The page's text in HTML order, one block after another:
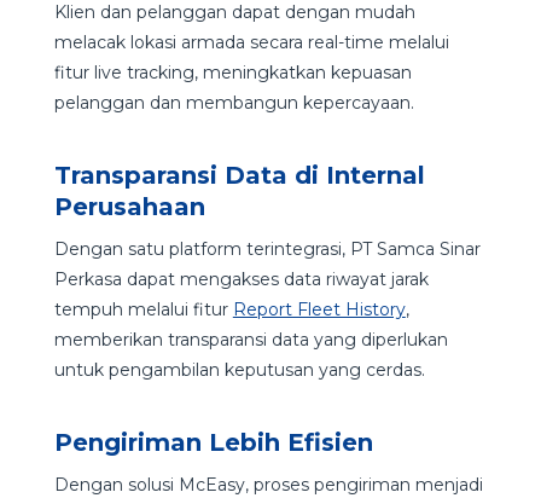
Klien dan pelanggan dapat dengan mudah
melacak lokasi armada secara real-time melalui
fitur live tracking, meningkatkan kepuasan
pelanggan dan membangun kepercayaan.
Transparansi Data di Internal
Perusahaan
Dengan satu platform terintegrasi, PT Samca Sinar
Perkasa dapat mengakses data riwayat jarak
tempuh melalui fitur Report Fleet History,
memberikan transparansi data yang diperlukan
untuk pengambilan keputusan yang cerdas.
Pengiriman Lebih Efisien
Dengan solusi McEasy, proses pengiriman menjadi